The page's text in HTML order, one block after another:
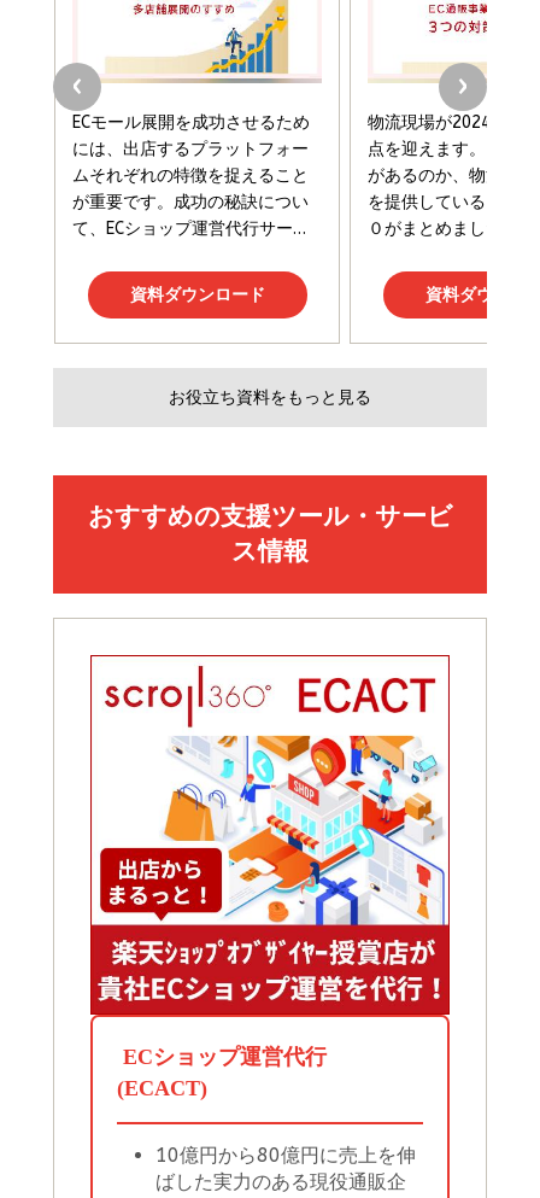
￥2,420
マーケティングの真実 P&G・グリコで学んだ失敗
と成長の法則
￥2,200
Amazonランキングをもっと見る
￥1,870
組織の成果を最大化する ルールのデザイン
￥1,980
Amazonランキングをもっと見る
フィードバック経営 「沈黙の組織」から「高め合う
組織」へ
Amazonランキングをもっと見る